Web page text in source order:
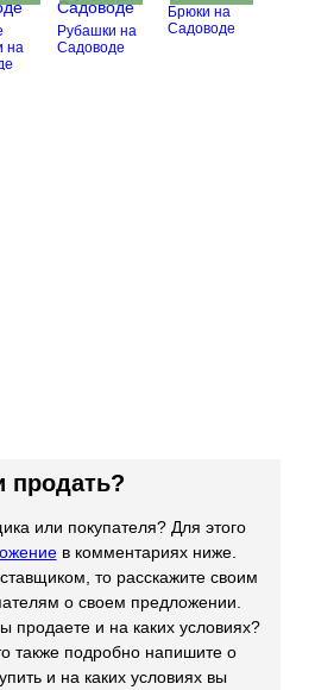
на
Рубашки на
Садоводе
Брюки на
Садоводе
продать?
или покупателя? Для этого
в комментариях ниже.
то расскажите своим
о своем предложении.
продаете и на каких условиях?
также подробно напишите о
и на каких условиях вы